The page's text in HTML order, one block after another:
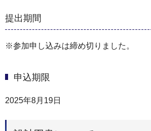
提出期間
※参加申し込みは締め切りました。
申込期限
2025年8月19日